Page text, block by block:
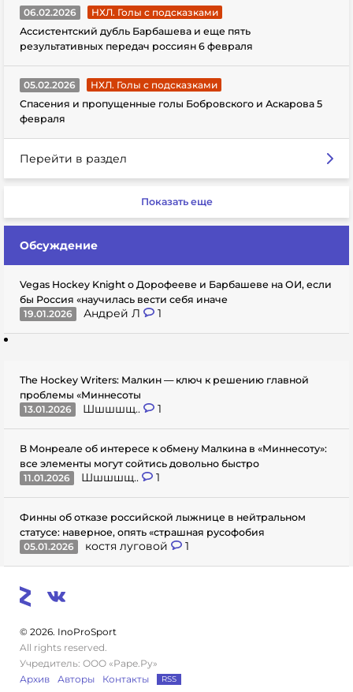
06.02.2026
НХЛ. Голы с подсказками
Ассистентский дубль Барбашева и еще пять
результативных передач россиян 6 февраля
05.02.2026
НХЛ. Голы с подсказками
Спасения и пропущенные голы Бобровского и Аскарова 5
февраля
Перейти в раздел
Показать еще
Обсуждение
Vegas Hockey Knight о Дорофееве и Барбашеве на ОИ, если
бы Россия «научилась вести себя иначе
19.01.2026
Андрей Л 1
The Hockey Writers: Малкин — ключ к решению главной
проблемы «Миннесоты
13.01.2026
Шшшшщ.. 1
В Монреале об интересе к обмену Малкина в «Миннесоту»:
все элементы могут сойтись довольно быстро
11.01.2026
Шшшшщ.. 1
Финны об отказе российской лыжнице в нейтральном
статусе: наверное, опять «страшная русофобия
05.01.2026
костя луговой 1
© 2026. InoProSport
All rights reserved.
Учредитель: ООО «Раре.Ру»
Архив
Авторы Контакты RSS